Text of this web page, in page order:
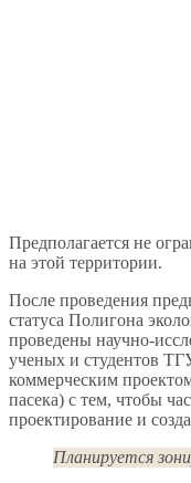
Предполагается не
на этой территории.
После проведения
статуса Полигона
проведены научно-
ученых и студентов
коммерческим
пасека) с тем, чтобы
проектирование и
Планируется